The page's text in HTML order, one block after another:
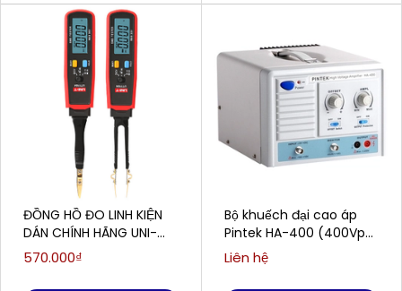
ĐỒNG HỒ ĐO LINH KIỆN
DÁN CHÍNH HÃNG UNI-
TREND UT116A
570.000₫
Bộ khuếch đại cao áp
Pintek HA-400 (400Vp-
p / 80mA)
Liên hệ